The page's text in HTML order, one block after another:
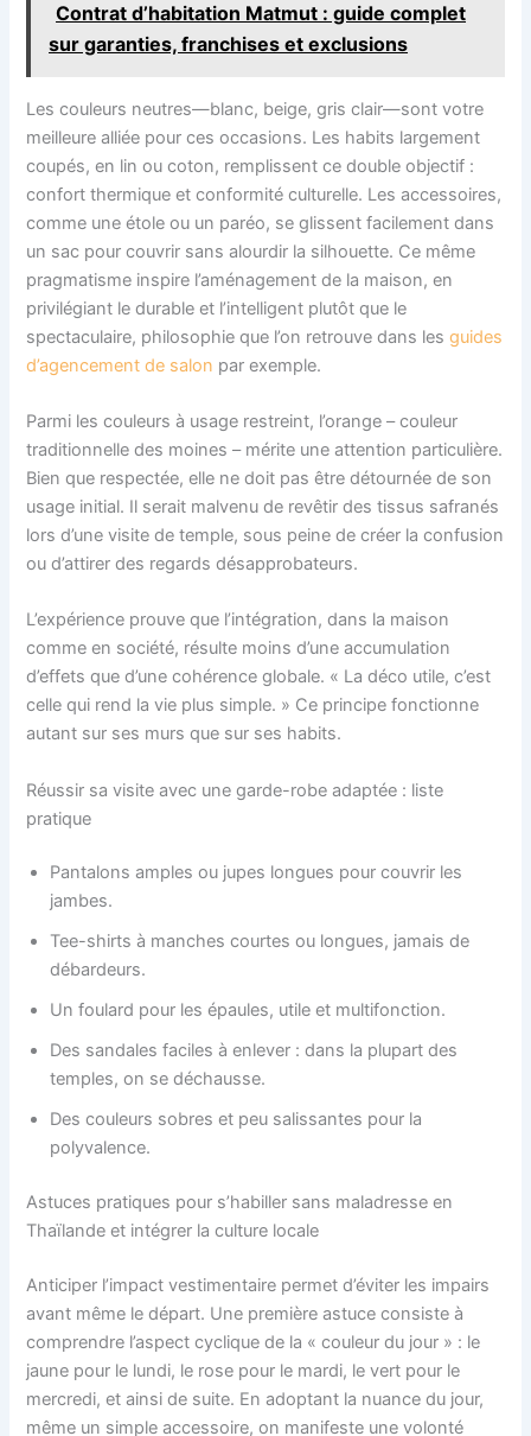
Contrat d’habitation Matmut : guide complet
sur garanties, franchises et exclusions
Les couleurs neutres—blanc, beige, gris clair—sont votre
meilleure alliée pour ces occasions. Les habits largement
coupés, en lin ou coton, remplissent ce double objectif :
confort thermique et conformité culturelle. Les accessoires,
comme une étole ou un paréo, se glissent facilement dans
un sac pour couvrir sans alourdir la silhouette. Ce même
pragmatisme inspire l’aménagement de la maison, en
privilégiant le durable et l’intelligent plutôt que le
spectaculaire, philosophie que l’on retrouve dans lesguides
d’agencement de salon par exemple.
Parmi les couleurs à usage restreint, l’orange – couleur
traditionnelle des moines – mérite une attention particulière.
Bien que respectée, elle ne doit pas être détournée de son
usage initial. Il serait malvenu de revêtir des tissus safranés
lors d’une visite de temple, sous peine de créer la confusion
ou d’attirer des regards désapprobateurs.
L’expérience prouve que l’intégration, dans la maison
comme en société, résulte moins d’une accumulation
d’effets que d’une cohérence globale. « La déco utile, c’est
celle qui rend la vie plus simple. » Ce principe fonctionne
autant sur ses murs que sur ses habits.
Réussir sa visite avec une garde-robe adaptée : liste
pratique
Pantalons amples ou jupes longues pour couvrir les
jambes.
Tee-shirts à manches courtes ou longues, jamais de
débardeurs.
Un foulard pour les épaules, utile et multifonction.
Des sandales faciles à enlever : dans la plupart des
temples, on se déchausse.
Des couleurs sobres et peu salissantes pour la
polyvalence.
Astuces pratiques pour s’habiller sans maladresse en
Thaïlande et intégrer la culture locale
Anticiper l’impact vestimentaire permet d’éviter les impairs
avant même le départ. Une première astuce consiste à
comprendre l’aspect cyclique de la « couleur du jour » : le
jaune pour le lundi, le rose pour le mardi, le vert pour le
mercredi, et ainsi de suite. En adoptant la nuance du jour,
même un simple accessoire, on manifeste une volonté